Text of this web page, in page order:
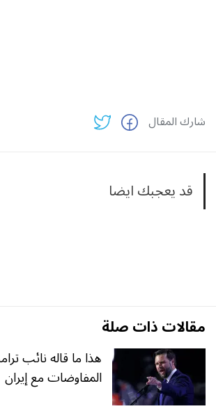
شارك المقال
قد يعجبك ايضا
مقالات ذات صلة
هذا ما قاله نائب
المفاوضات مع إيران